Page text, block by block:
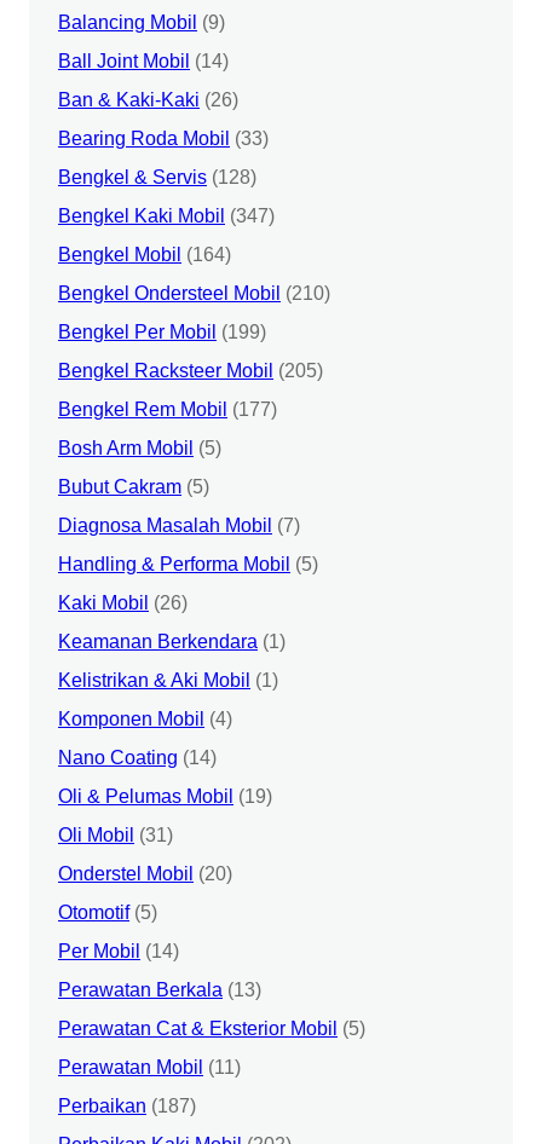
Balancing Mobil (9)
Ball Joint Mobil (14)
Ban & Kaki-Kaki (26)
Bearing Roda Mobil (33)
Bengkel & Servis (128)
Bengkel Kaki Mobil (347)
Bengkel Mobil (164)
Bengkel Ondersteel Mobil (210)
Bengkel Per Mobil (199)
Bengkel Racksteer Mobil (205)
Bengkel Rem Mobil (177)
Bosh Arm Mobil (5)
Bubut Cakram (5)
Diagnosa Masalah Mobil (7)
Handling & Performa Mobil (5)
Kaki Mobil (26)
Keamanan Berkendara (1)
Kelistrikan & Aki Mobil (1)
Komponen Mobil (4)
Nano Coating (14)
Oli & Pelumas Mobil (19)
Oli Mobil (31)
Onderstel Mobil (20)
Otomotif(5)
Per Mobil (14)
Perawatan Berkala (13)
Perawatan Cat & Eksterior Mobil (5)
Perawatan Mobil (11)
Perbaikan (187)